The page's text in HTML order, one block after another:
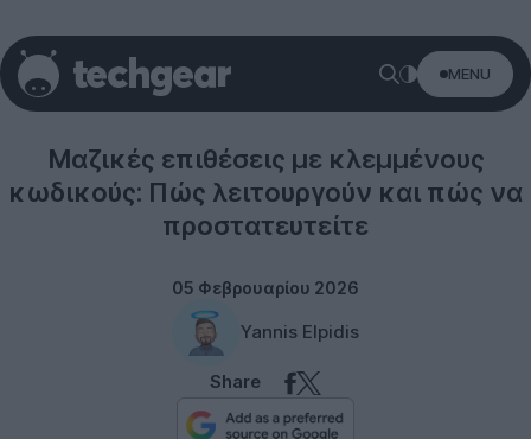
MENU
Μαζικές επιθέσεις με κλεμμένους
κωδικούς: Πώς λειτουργούν και πώς να
προστατευτείτε
05 Φεβρουαρίου 2026
Yannis Elpidis
Share